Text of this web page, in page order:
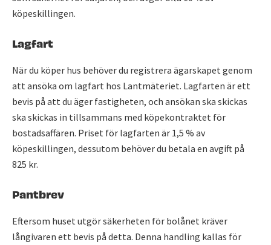
köpeskillingen.
Lagfart
När du köper hus behöver du registrera ägarskapet genom
att ansöka om lagfart hos Lantmäteriet. Lagfarten är ett
bevis på att du äger fastigheten, och ansökan ska skickas
ska skickas in tillsammans med köpekontraktet för
bostadsaffären. Priset för lagfarten är 1,5 % av
köpeskillingen, dessutom behöver du betala en avgift på
825 kr.
Pantbrev
Eftersom huset utgör säkerheten för bolånet kräver
långivaren ett bevis på detta. Denna handling kallas för